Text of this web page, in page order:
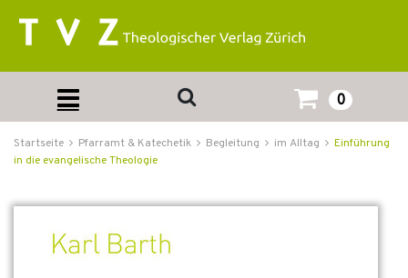
0
Startseite Pfarramt & Katechetik Begleitung im Alltag
Einführung
in die evangelische Theologie